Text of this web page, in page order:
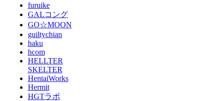
furuike
GALコング
GO☆MOON
guiltychian
haku
hcom
HELLTER
SKELTER
HentaiWorks
Hermit
HGTラボ